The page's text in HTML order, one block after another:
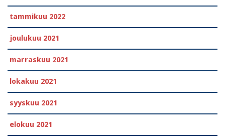
tammikuu 2022
joulukuu 2021
marraskuu 2021
lokakuu 2021
syyskuu 2021
elokuu 2021